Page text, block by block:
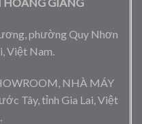
GIANG
phường Quy Nhơn
Việt Nam.
NHÀ MÁY
Tây, tỉnh Gia Lai, Việt